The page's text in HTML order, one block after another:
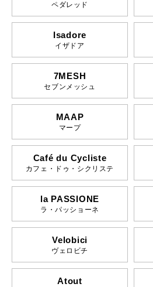
ペダレッド
Isadore
イザドア
7MESH
セブンメッシュ
MAAP
マープ
Café du Cycliste
カフェ・ドゥ・シクリステ
la PASSIONE
ラ・パッショーネ
Velobici
ヴェロビチ
Atout